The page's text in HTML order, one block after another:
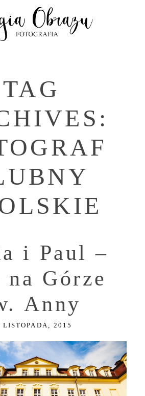
TAG
i Paul –
na Górze
Anny
LISTOPADA, 2015